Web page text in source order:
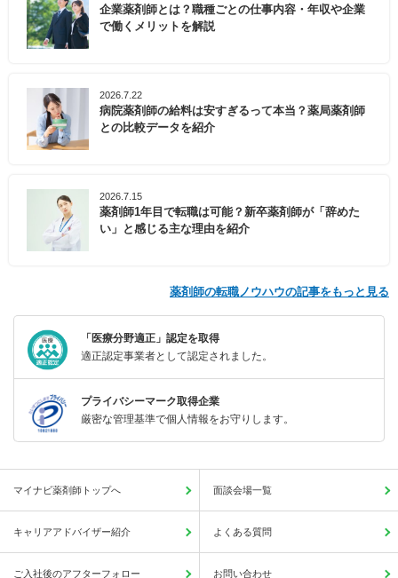
企業薬剤師とは？職種ごとの仕事内容・年収や企業
で働くメリットを解説
2026.7.22
病院薬剤師の給料は安すぎるって本当？薬局薬剤師
との比較データを紹介
2026.7.15
薬剤師1年目で転職は可能？新卒薬剤師が「辞めた
い」と感じる主な理由を紹介
薬剤師の転職ノウハウの記事をもっと見る
「医療分野適正」認定を取得
適正認定事業者として認定されました。
プライバシーマーク取得企業
厳密な管理基準で個人情報をお守りします。
マイナビ薬剤師トップへ 面談会場一覧
キャリアアドバイザー紹介 よくある質問
ご入社後のアフターフォロー お問い合わせ